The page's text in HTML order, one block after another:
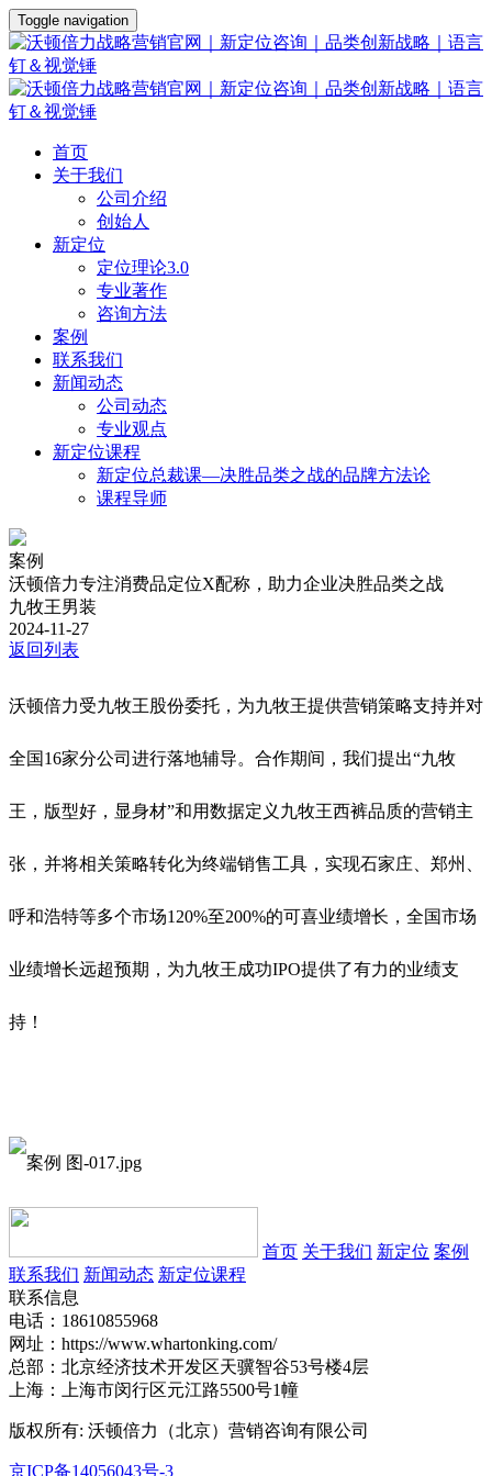
Toggle navigation
首页
关于我们
公司介绍
创始人
新定位
定位理论3.0
专业著作
咨询方法
案例
联系我们
新闻动态
公司动态
专业观点
新定位课程
新定位总裁课—决胜品类之战的品牌方法论
课程导师
案例
沃顿倍力专注消费品定位X配称，助力企业决胜品类之战
九牧王男装
2024-11-27
返回列表
沃顿倍力受九牧王股份委托，为九牧王提供营销策略支持并对
全国16家分公司进行落地辅导。合作期间，我们提出“九牧
王，版型好，显身材”和用数据定义九牧王西裤品质的营销主
张，并将相关策略转化为终端销售工具，实现石家庄、郑州、
呼和浩特等多个市场120%至200%的可喜业绩增长，全国市场
业绩增长远超预期，为九牧王成功IPO提供了有力的业绩支
持！
首页 关于我们 新定位 案例
联系我们 新闻动态 新定位课程
联系信息
电话：18610855968
网址：https://www.whartonking.com/
总部：北京经济技术开发区天骥智谷53号楼4层
上海：上海市闵行区元江路5500号1幢
版权所有: 沃顿倍力（北京）营销咨询有限公司
京ICP备14056043号-3